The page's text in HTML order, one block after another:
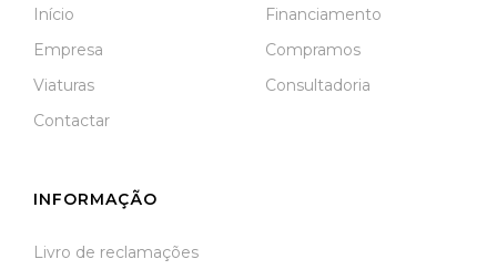
Início
Empresa
Viaturas
Contactar
Financiamento
Compramos
Consultadoria
INFORMAÇÃO
Livro de reclamações